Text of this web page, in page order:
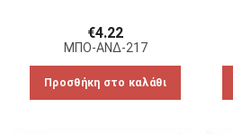
€4.22
ΜΠΟ-ΑΝΔ-217
Προσθήκη στο καλάθι